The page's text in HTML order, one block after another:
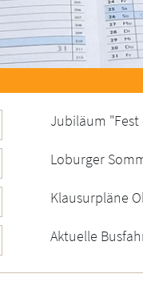
Jubiläum
Loburger
Klausurpläne
Aktuelle